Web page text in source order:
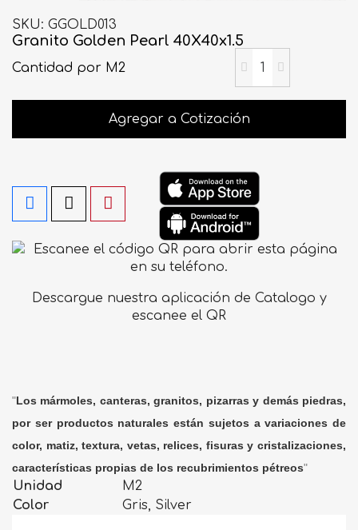
SKU GGOLD013
Granito Golden Pearl 40X40x1.5
Cantidad por M2
Agregar a Cotización
Descargue nuestra aplicación de Catalogo y
escanee el QR
"Los mármoles, canteras, granitos, pizarras y demás piedras,
por ser productos naturales están sujetos a variaciones de
color, matiz, textura, vetas, relices, fisuras y cristalizaciones,
características propias de los recubrimientos pétreos"
Unidad
M2
Color
Gris, Silver